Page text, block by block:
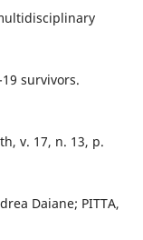
survivors.
v. 17, n. 13, p.
Daiane; PITTA,